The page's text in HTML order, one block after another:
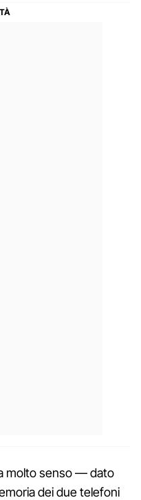
molto senso — dato
dei due telefoni